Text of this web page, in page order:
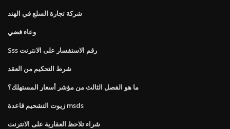
شركة تجارة السلع في الهند
وعاء فضي
Sss رقم الاستفسار على الانترنت
شرط التحكيم من العقد
ما هو الفصل الثالث من مؤشر أسعار المستهلك؟
زيوت التشحيم قاعدة msds
شراء تلاحظ العقارية على الانترنت